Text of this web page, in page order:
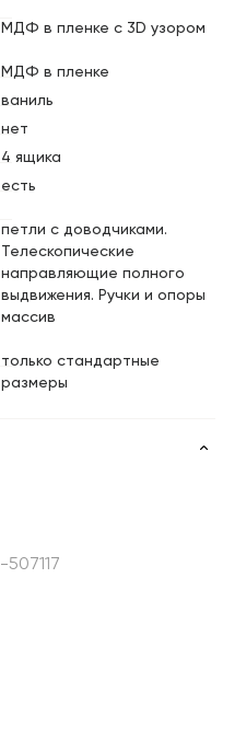
МДФ в пленке с 3D узором
МДФ в пленке
ваниль
нет
4 ящика
есть
петли с доводчиками.
Телескопические
направляющие полного
выдвижения. Ручки и опоры
массив
только стандартные
размеры